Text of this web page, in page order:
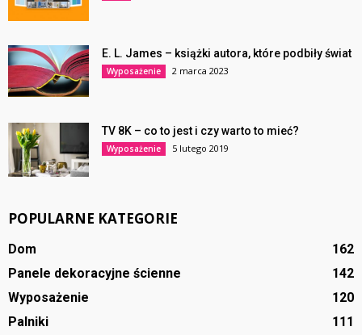
E. L. James – książki autora, które podbiły świat
Wyposażenie 2 marca 2023
TV 8K – co to jest i czy warto to mieć?
Wyposażenie 5 lutego 2019
POPULARNE KATEGORIE
Dom
162
Panele dekoracyjne ścienne
142
Wyposażenie
120
Palniki
111